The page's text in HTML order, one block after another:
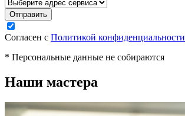
Согласен с Политикой конфиденциальности
* Персональные данные не собираются
Наши мастера